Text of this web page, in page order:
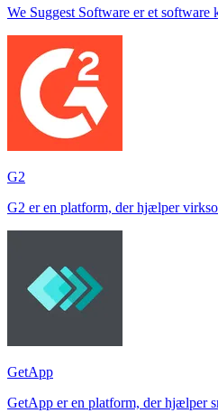
We Suggest Software er et software
G2
G2 er en platform, der hjælper
GetApp
GetApp er en platform, der hjælper